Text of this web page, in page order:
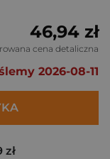
46,94 zł
cena detaliczna
2026-08-11